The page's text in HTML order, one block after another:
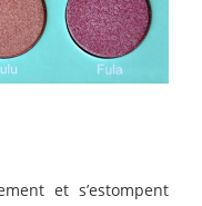
et s’estompent